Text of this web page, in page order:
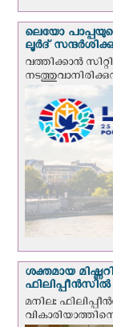
ലെയോ
ലൂര്‍ദ്
വത്തിക്കാന്‍
ശക്തമായ
മനില: